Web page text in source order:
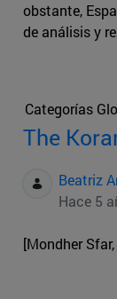
obstante,
de análisis y
Categorías
The
Beatriz
Hace 5
[Mondher Sfar,